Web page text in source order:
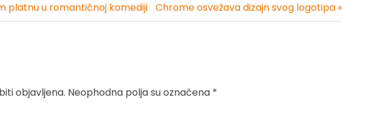
platnu u romantičnoj komediji Chrome osvežava dizajn svog logotipa »
objavljena. Neophodna polja su označena *